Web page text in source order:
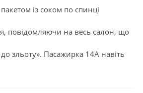
із соком по спинці
повідомляючи на весь салон, що
зльоту». Пасажирка 14А навіть